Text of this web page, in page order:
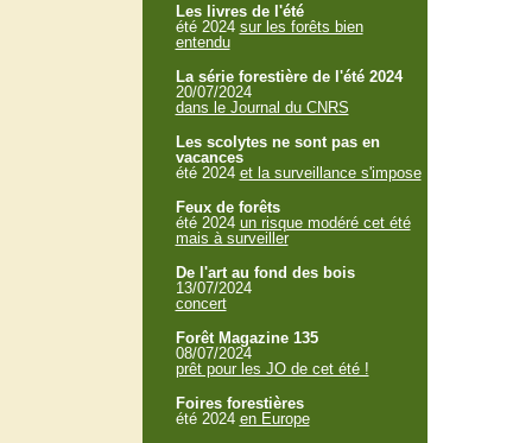
Les livres de l'été
été 2024 sur les forêts bien
entendu
La série forestière de l'été 2024
20/07/2024
dans le Journal du CNRS
Les scolytes ne sont pas en
vacances
été 2024 et la surveillance s'impose
Feux de forêts
été 2024 un risque modéré cet été
mais à surveiller
De l'art au fond des bois
13/07/2024
concert
Forêt Magazine 135
08/07/2024
prêt pour les JO de cet été !
Foires forestières
été 2024 en Europe